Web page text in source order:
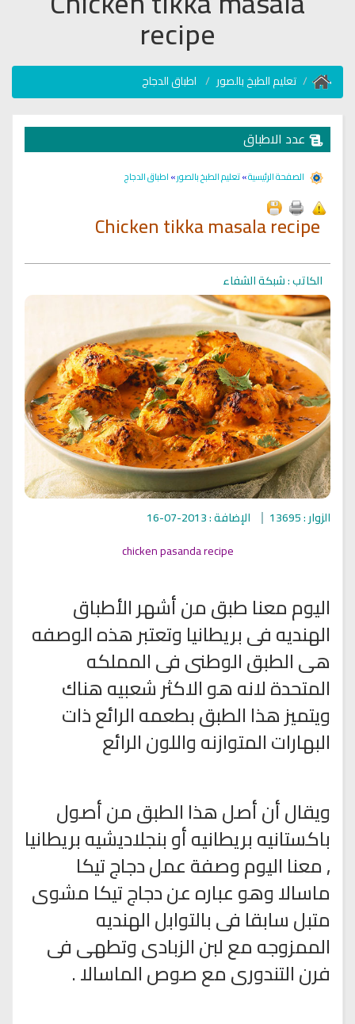
recipe
تعليم الطبخ بالصور اطباق الدجاج
عدد الاطباق
الصفحة الرئيسية»تعليم الطبخ بالصور»اطباق الدجاج
Chicken tikka masala recipe
الكاتب : شبكة الشفاء
الزوار : 13695
الإضافة : 2013-07-16
chicken pasanda recipe
اليوم معنا طبق من أشهر الأطباق
الهنديه فى بريطانيا وتعتبر هذه الوصفه
هى الطبق الوطنى فى المملكه
المتحدة لانه هو الاكثر شعبيه هناك
ويتميز هذا الطبق بطعمه الرائع ذات
البهارات المتوازنه واللون الرائع
ويقال أن أصل هذا الطبق من أصول
باكستانيه بريطانيه أو بنجلاديشيه بريطانيا
, معنا اليوم وصفة عمل دجاج تيكا
ماسالا وهو عباره عن دجاج تيكا مشوى
متبل سابقا فى بالتوابل الهنديه
الممزوجه مع لبن الزبادى وتطهى فى
فرن التندورى مع صوص الماسالا .